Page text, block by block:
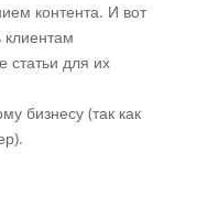
контента. И вот
статьи для их
бизнесу (так как